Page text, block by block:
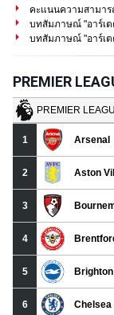
คะแนนความสามา
บทสัมภาษณ์ "อาร์เ
บทสัมภาษณ์ "อาร์เ
PREMIER